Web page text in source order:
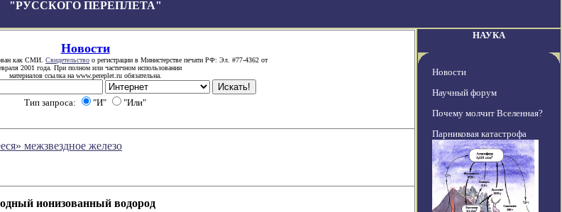
"РУССКОГО ПЕРЕПЛЕТА"
Новости
как СМИ. Свидетельство о регистрации в Министерстве печати РФ: Эл. #77-4362 от
2001 года. При полном или частичном использовании
материалов ссылка на www.pereplet.ru обязательна.
Тип запроса: "И" "Или"
межзвездное железо
ионизованный водород
НАУКА
Новости
Научный форум
Почему молчит Вселенная?
Парниковая катастрофа